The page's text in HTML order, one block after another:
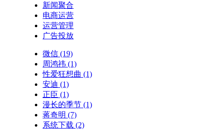
新闻聚合
电商运营
运营管理
广告投放
微信 (19)
周鸿祎 (1)
性爱狂想曲 (1)
安迪 (1)
正臣 (1)
漫长的季节 (1)
蒋奇明 (7)
系统下载 (2)